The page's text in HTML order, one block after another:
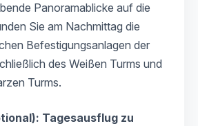
Panoramablicke auf die
Sie am Nachmittag die
Befestigungsanlagen der
des Weißen Turms und
Turms.
Tagesausflug zu